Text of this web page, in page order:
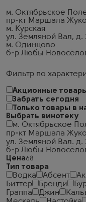
Фильтр по
Акционные
Забрать сегодня
Только товары в
Выбрать винотеку
м. Октябрьское
пр-кт Маршала
ул. Земляной Вал. д.
б-р Любы
Цена
Тип товара
Водка
Абсент
Биттер
Бренди
Граппа
Джин
м. Октябрьское
пр-кт Маршала
м. Курская
ул. Земляной Вал, д.
м. Одинцово
б-р Любы